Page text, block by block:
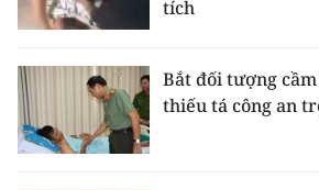
TIN MỚI
TIN ĐỊA PHƯƠNG
Trung du và miền núi phía Bắc
tích
Bắt đối tượng
thiếu tá công an